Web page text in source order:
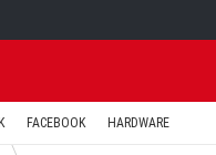
FACEBOOK HARDWARE